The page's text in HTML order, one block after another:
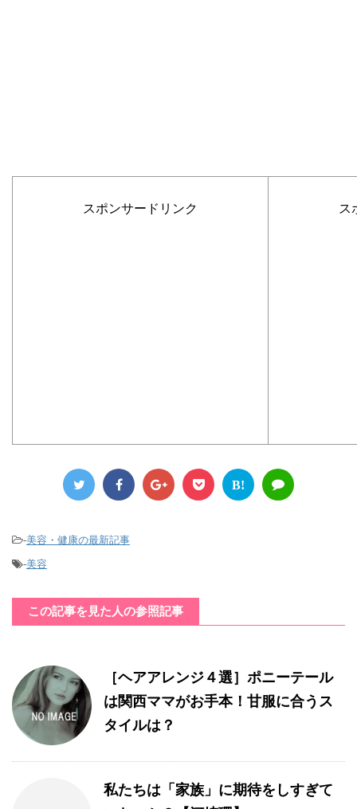
スポンサードリンク ス
B!
-美容・健康の最新記事
-美容
この記事を見た人の参照記事
［ヘアアレンジ４選］ポニーテール
は関西ママがお手本！甘服に合うス
タイルは？
私たちは「家族」に期待をしすぎて